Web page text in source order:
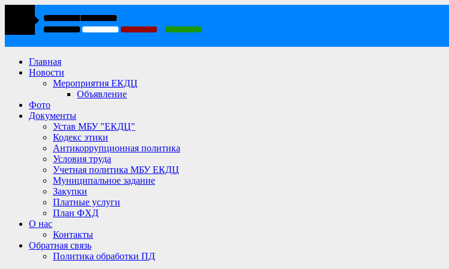
Главная
Новости
Мероприятия ЕКДЦ
Объявление
Фото
Документы
Устав МБУ "ЕКДЦ"
Кодекс этики
Антикоррупционная политика
Условия труда
Учетная политика МБУ ЕКДЦ
Муниципальное задание
Закупки
Платные услуги
План ФХД
О нас
Контакты
Обратная связь
Политика обработки ПД